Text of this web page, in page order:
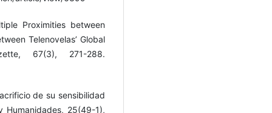
Proximities between
Telenovelas’ Global
67(3), 271-288.
de su sensibilidad
Humanidades, 25(49-1),